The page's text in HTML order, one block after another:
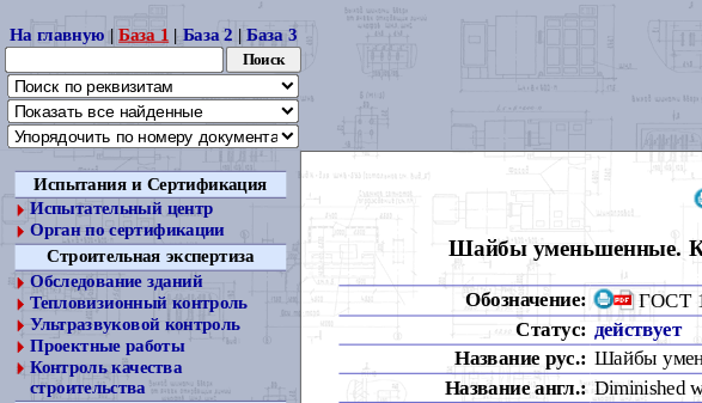
На главную |База 1 | База 2 |База 3
Испытания и Сертификация
Испытательный центр
Орган по сертификации
Строительная экспертиза
Обследование зданий
Тепловизионный контроль
Ультразвуковой контроль
Проектные работы
Контроль качества
строительства
Шайбы уменьшенные.
Обозначение:
ГОСТ
Статус: действует
Название рус.: Шайбы
Название англ.: Diminished